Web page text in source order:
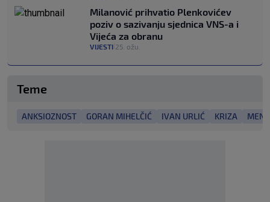
Milanović prihvatio Plenkovićev
poziv o sazivanju sjednica VNS-a i
Vijeća za obranu
VIJESTI 25. ožu.
Teme
ANKSIOZNOST GORAN MIHELČIĆ IVAN URLIĆ KRIZA